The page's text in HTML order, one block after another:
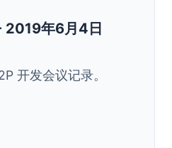
2019年6月4日
开发会议记录。